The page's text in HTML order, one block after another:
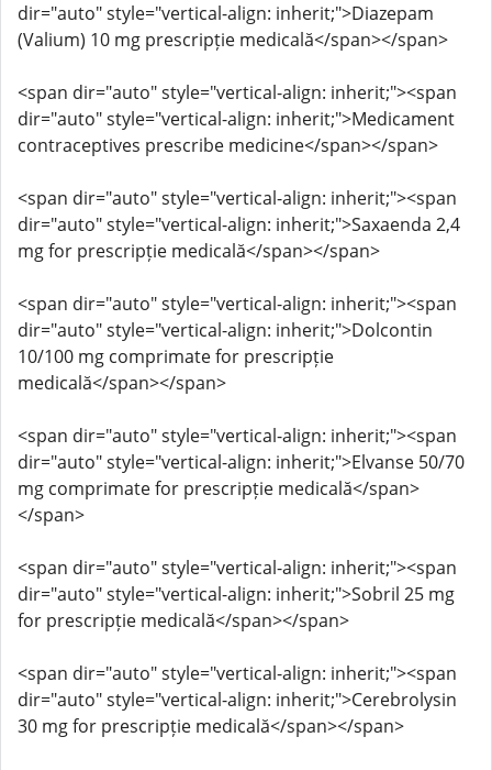
dir="auto" style="vertical-align: inherit;">Diazepam
(Valium) 10 mg prescripție medicală</span></span>
<span dir="auto" style="vertical-align: inherit;"><span
dir="auto" style="vertical-align: inherit;">Medicament
contraceptives prescribe medicine</span></span>
<span dir="auto" style="vertical-align: inherit;"><span
dir="auto" style="vertical-align: inherit;">Saxaenda 2,4
mg for prescripție medicală</span></span>
<span dir="auto" style="vertical-align: inherit;"><span
dir="auto" style="vertical-align: inherit;">Dolcontin
10/100 mg comprimate for prescripție
medicală</span></span>
<span dir="auto" style="vertical-align: inherit;"><span
dir="auto" style="vertical-align: inherit;">Elvanse 50/70
mg comprimate for prescripție medicală</span>
</span>
<span dir="auto" style="vertical-align: inherit;"><span
dir="auto" style="vertical-align: inherit;">Sobril 25 mg
for prescripție medicală</span></span>
<span dir="auto" style="vertical-align: inherit;"><span
dir="auto" style="vertical-align: inherit;">Cerebrolysin
30 mg for prescripție medicală</span></span>